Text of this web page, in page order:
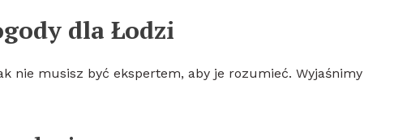
dla Łodzi
nie musisz być ekspertem, aby je rozumieć. Wyjaśnimy